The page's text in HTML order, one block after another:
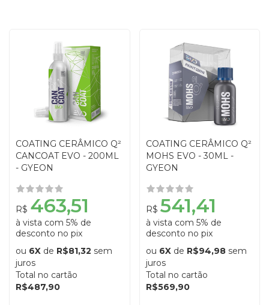
COATING CERÂMICO Q²
CANCOAT EVO - 200ML
- GYEON
R$ 463,51
à vista com 5% de
desconto no pix
ou 6X de R$81,32 sem
juros
Total no cartão
R$487,90
COATING CERÂMICO Q²
MOHS EVO - 30ML -
GYEON
R$ 541,41
à vista com 5% de
desconto no pix
ou 6Xde R$94,98sem
juros
Total no cartão
R$569,90